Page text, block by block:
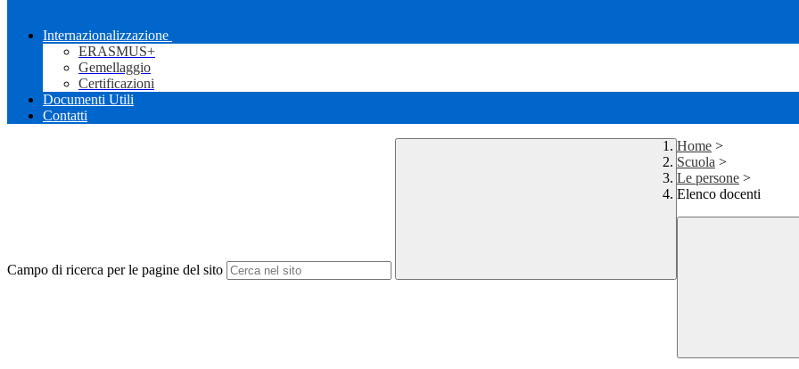
Internazionalizzazione
ERASMUS+
Gemellaggio
Certificazioni
Documenti Utili
Contatti
Campo di ricerca per le pagine del sito
Home >
Scuola >
Le persone >
Elenco docenti